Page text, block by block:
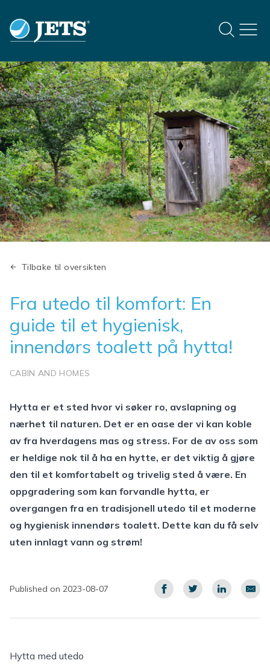
Tilbake til oversikten
Fra utedo til komfort: En
guide til et hygienisk,
innendørs toalett på hytta!
CABIN AND HOMES
Hytta er et sted hvor vi søker ro, avslapning og
nærhet til naturen. Det er en oase der vi kan koble
av fra hverdagens mas og stress. For de av oss som
er heldige nok til å ha en hytte, er det viktig å gjøre
den til et komfortabelt og trivelig sted å være. En
oppgradering som kan forvandle hytta, er
overgangen fra en tradisjonell utedo til et moderne
og hygienisk innendørs toalett. Dette kan du få selv
uten innlagt vann og strøm!
Published on 2023-08-07
Hytta med utedo